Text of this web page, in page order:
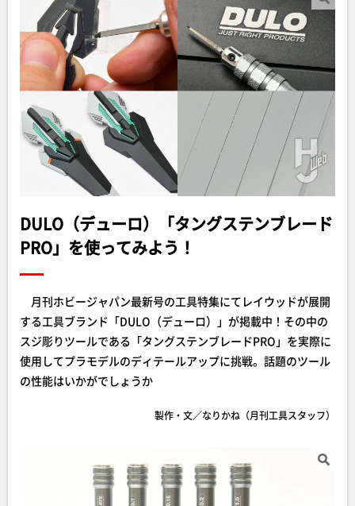
DULO（デューロ）「タングステンブレード
PRO」を使ってみよう！
月刊ホビージャパン最新号の工具特集にてレイウッドが展開
する工具ブランド「DULO（デューロ）」が掲載中！その中の
スジ彫りツールである「タングステンブレードPRO」を実際に
使用してプラモデルのディテールアップに挑戦。話題のツール
の性能はいかがでしょうか
製作・文／なりかね（月刊工具スタッフ）